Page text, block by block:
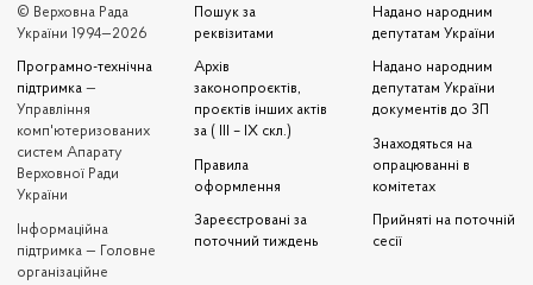
© Верховна Рада
України 1994—2026
Програмно-технічна
підтримка —
Управління
комп'ютеризованих
систем Апарату
Верховної Ради
України
Iнформаційна
підтримка — Головне
організаційне
Пошук за
реквізитами
Архів
законопроєктів,
проєктів інших актів
за ( III – IX скл.)
Правила
оформлення
Зареєстровані за
поточний тиждень
Надано народним
депутатам України
Надано народним
депутатам України
документів до ЗП
Знаходяться на
опрацюванні в
комітетах
Прийняті на поточній
сесії